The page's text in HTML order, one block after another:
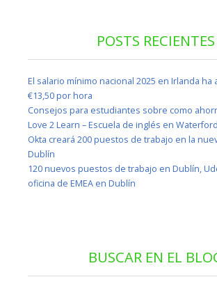
POSTS RECIENTES
El salario mínimo nacional 2025 en Irlanda ha
€13,50 por hora
Consejos para estudiantes sobre como
Love 2 Learn – Escuela de inglés en Waterford
Okta creará 200 puestos de trabajo en la
Dublín
120 nuevos puestos de trabajo en Dublín,
oficina de EMEA en Dublín
BUSCAR EN EL